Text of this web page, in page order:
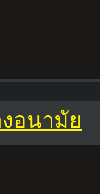
อนามัย